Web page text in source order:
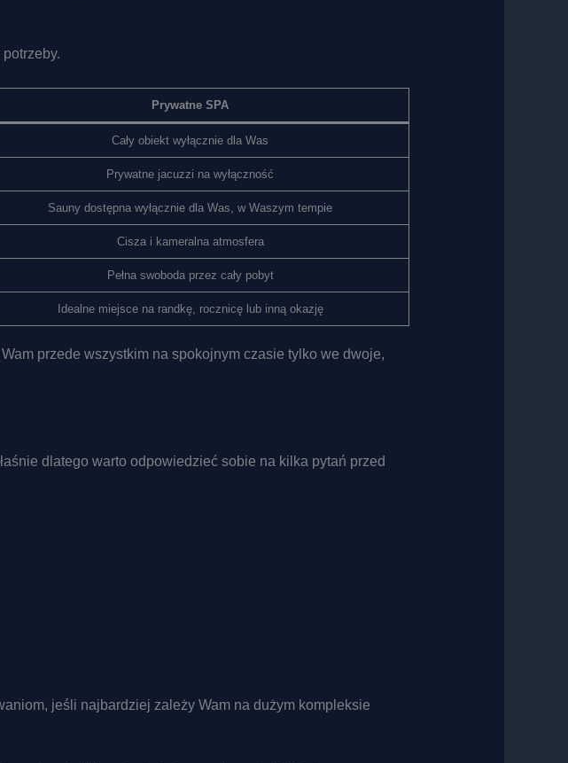
Prywatne SPA
Cały obiekt wyłącznie dla Was
Prywatne jacuzzi na wyłączność
Sauny dostępna wyłącznie dla Was, w Waszym tempie
Cisza i kameralna atmosfera
Pełna swoboda przez cały pobyt
Idealne miejsce na randkę, rocznicę lub inną okazję
przede wszystkim na spokojnym czasie tylko we dwoje,
dlatego warto odpowiedzieć sobie na kilka pytań przed
jeśli najbardziej zależy Wam na dużym kompleksie